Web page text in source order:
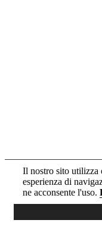
Il nostro sito utilizza
esperienza di
ne acconsente l'uso.